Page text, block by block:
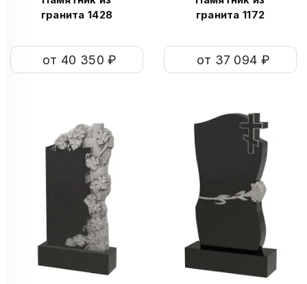
гранита 1428
от 40 350 ₽
гранита 1172
от 37 094 ₽